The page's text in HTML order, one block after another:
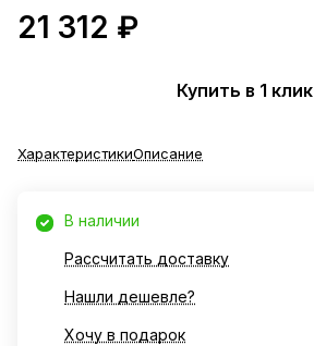
21 312 ₽
Купить в 1 клик
ХарактеристикиОписание
В наличии
Рассчитать доставку
Нашли дешевле?
Хочу в подарок